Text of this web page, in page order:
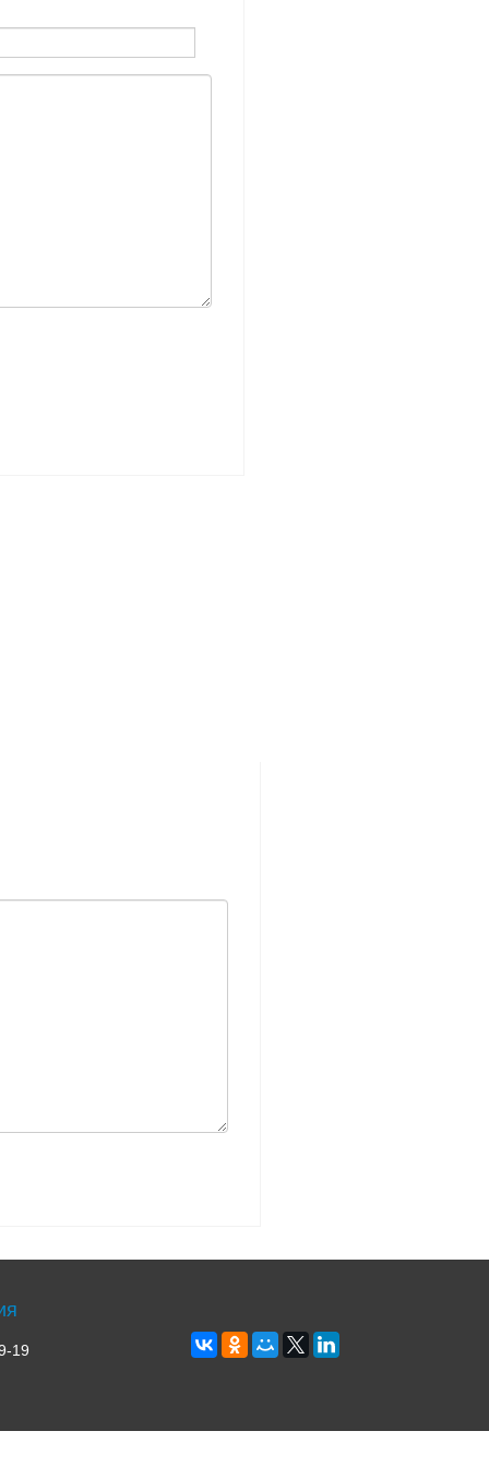
19